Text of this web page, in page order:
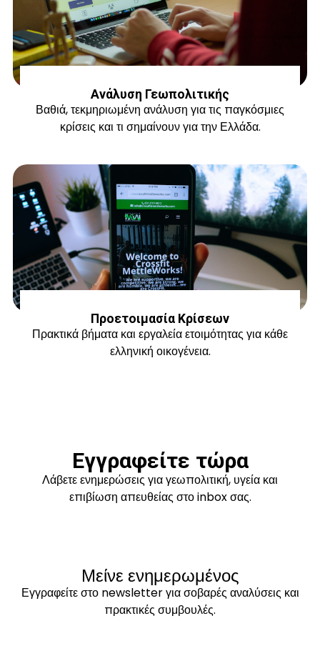
Ανάλυση Γεωπολιτικής
Βαθιά, τεκμηριωμένη ανάλυση για τις παγκόσμιες
κρίσεις και τι σημαίνουν για την Ελλάδα.
Προετοιμασία Κρίσεων
Πρακτικά βήματα και εργαλεία ετοιμότητας για κάθε
ελληνική οικογένεια.
Εγγραφείτε τώρα
Λάβετε ενημερώσεις για γεωπολιτική, υγεία και
επιβίωση απευθείας στο inbox σας.
Μείνε ενημερωμένος
Εγγραφείτε στο newsletter για σοβαρές αναλύσεις και
πρακτικές συμβουλές.